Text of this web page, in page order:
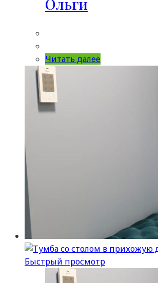
Ольги
Читать далее
Быстрый просмотр